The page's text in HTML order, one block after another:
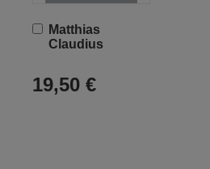
Matthias
Claudius
19,50 €
In
den